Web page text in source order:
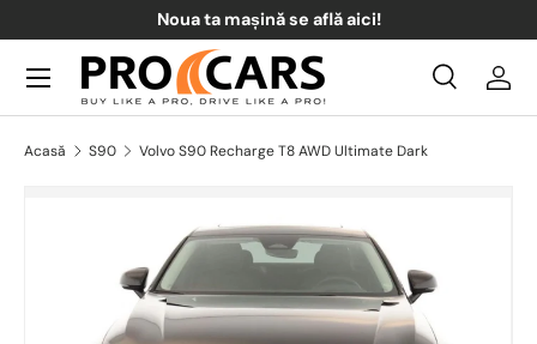
Sari la conținut
Noua ta mașină se află aici!
Căutare
Căutare
Meniul
Acasă S90 Volvo S90 Recharge T8 AWD Ultimate Dark